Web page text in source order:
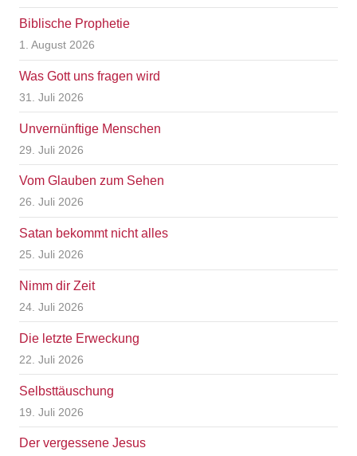
Biblische Prophetie
1. August 2026
Was Gott uns fragen wird
31. Juli 2026
Unvernünftige Menschen
29. Juli 2026
Vom Glauben zum Sehen
26. Juli 2026
Satan bekommt nicht alles
25. Juli 2026
Nimm dir Zeit
24. Juli 2026
Die letzte Erweckung
22. Juli 2026
Selbsttäuschung
19. Juli 2026
Der vergessene Jesus